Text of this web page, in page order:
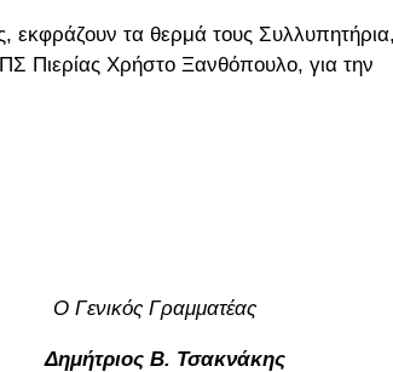
εκφράζουν τα θερμά τους
Πιερίας Χρήστο Ξανθόπουλο, για την
Ο Γενικός Γραμματέας
Β. Τσακνάκης